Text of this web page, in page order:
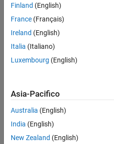
Finland (English)
France (Français)
Ireland (English)
Italia (Italiano)
Luxembourg (English)
Asia-Pacifico
Australia (English)
India (English)
New Zealand (English)